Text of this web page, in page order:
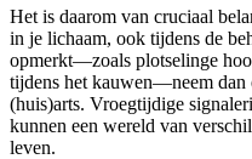
Het is daarom van cruciaal
in je lichaam, ook tijdens de
opmerkt—zoals plotselinge
tijdens het kauwen—neem
(huis)arts. Vroegtijdige
kunnen een wereld van
leven.